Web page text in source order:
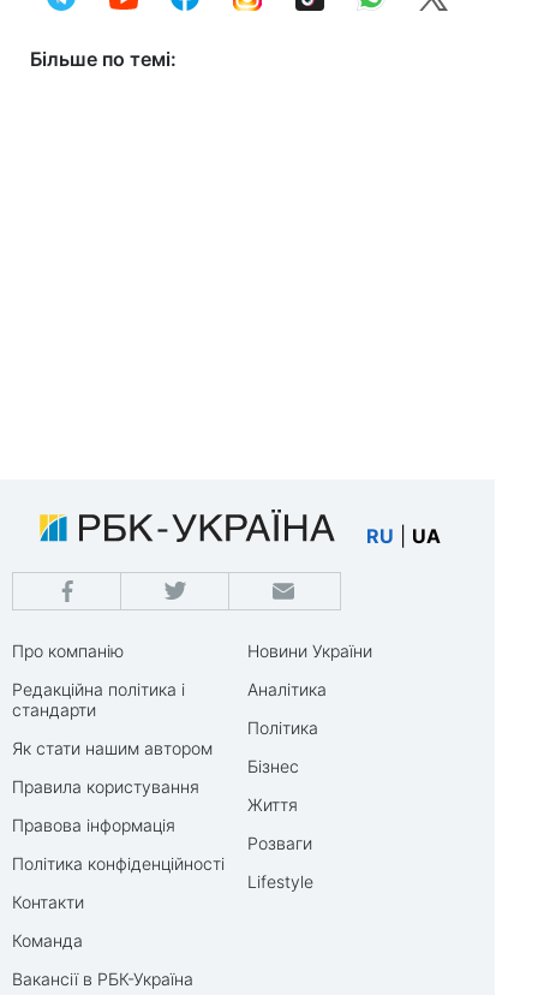
Більше по темі:
RU UA
Про компанію
Редакційна політика і
стандарти
Як стати нашим автором
Правила користування
Правова інформація
Політика конфіденційності
Контакти
Команда
Вакансії в РБК-Україна
Новини України
Аналітика
Політика
Бізнес
Життя
Розваги
Lifestyle